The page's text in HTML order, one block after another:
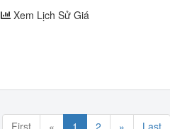
Xem Lịch Sử Giá
First « 1 2 » Last